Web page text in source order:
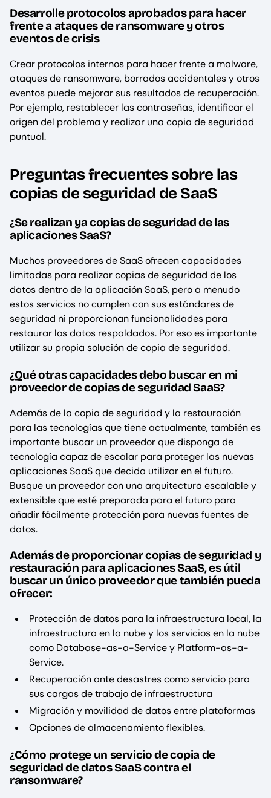
Desarrolle protocolos aprobados para hacer
frente a ataques de ransomware y otros
eventos de crisis
Crear protocolos internos para hacer frente a malware,
ataques de ransomware, borrados accidentales y otros
eventos puede mejorar sus resultados de recuperación.
Por ejemplo, restablecer las contraseñas, identificar el
origen del problema y realizar una copia de seguridad
puntual.
Preguntas frecuentes sobre las
copias de seguridad de SaaS
¿Se realizan ya copias de seguridad de las
aplicaciones SaaS?
Muchos proveedores de SaaS ofrecen capacidades
limitadas para realizar copias de seguridad de los
datos dentro de la aplicación SaaS, pero a menudo
estos servicios no cumplen con sus estándares de
seguridad ni proporcionan funcionalidades para
restaurar los datos respaldados. Por eso es importante
utilizar su propia solución de copia de seguridad.
¿Qué otras capacidades debo buscar en mi
proveedor de copias de seguridad SaaS?
Además de la copia de seguridad y la restauración
para las tecnologías que tiene actualmente, también es
importante buscar un proveedor que disponga de
tecnología capaz de escalar para proteger las nuevas
aplicaciones SaaS que decida utilizar en el futuro.
Busque un proveedor con una arquitectura escalable y
extensible que esté preparada para el futuro para
añadir fácilmente protección para nuevas fuentes de
datos.
Además de proporcionar copias de seguridad y
restauración para aplicaciones SaaS, es útil
buscar un único proveedor que también pueda
ofrecer:
Protección de datos para la infraestructura local, la
infraestructura en la nube y los servicios en la nube
como Database-as-a-Service y Platform-as-a-
Service.
Recuperación ante desastres como servicio para
sus cargas de trabajo de infraestructura
Migración y movilidad de datos entre plataformas
Opciones de almacenamiento flexibles.
¿Cómo protege un servicio de copia de
seguridad de datos SaaS contra el
ransomware?